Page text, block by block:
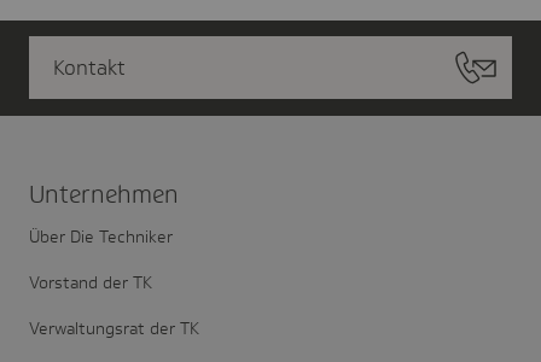
Kontakt
Unter­nehmen
Über Die Techniker
Vorstand der TK
Verwaltungsrat der TK